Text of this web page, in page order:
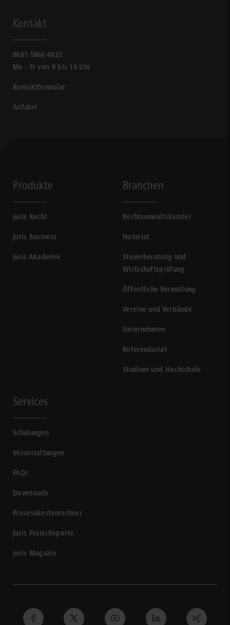
Kontakt
0681 5866-4422
Mo - Fr von 8 bis 18 Uhr
Kontaktformular
Anfahrt
Produkte
juris Recht
juris Business
juris Akademie
Branchen
Rechtsanwaltskanzlei
Notariat
Steuerberatung und
Wirtschaftsprüfung
Öffentliche Verwaltung
Vereine und Verbände
Unternehmen
Referendariat
Studium und Hochschule
Services
Schulungen
Veranstaltungen
FAQs
Downloads
Prozesskostenrechner
juris PraxisReporte
juris Magazin